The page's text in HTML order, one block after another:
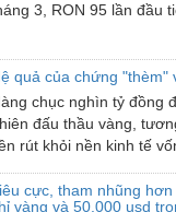
3, RON 95 lần đầu
quả của chứng "thèm"
chục nghìn tỷ đồng
đấu thầu vàng,
rút khỏi nền kinh tế
cực, tham nhũng
vàng và 50.000 usd